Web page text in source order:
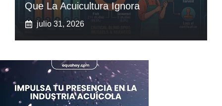
Que La Acuicultura Ignora
julio 31, 2026